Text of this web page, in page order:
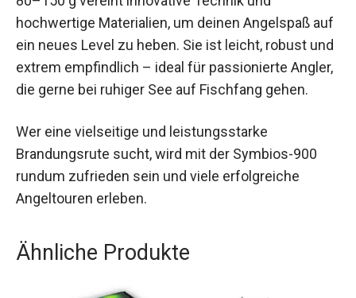
hochwertige Materialien, um deinen Angelspaß
auf ein neues Level zu heben. Sie ist leicht,
robust und extrem empfindlich – ideal für
passionierte Angler, die gerne bei ruhiger See auf
Fischfang gehen.
Wer eine vielseitige und leistungsstarke
Brandungsrute sucht, wird mit der Symbios-900
rundum zufrieden sein und viele erfolgreiche
Angeltouren erleben.
Ähnliche Produkte